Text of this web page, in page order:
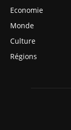
Economie
Monde
Culture
Régions